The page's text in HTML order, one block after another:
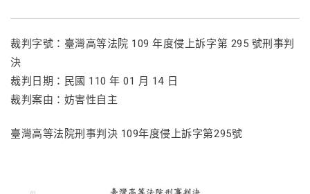
裁判字號：臺灣高等法院 109 年度侵上訴字第 295 號刑事判
決
裁判日期：民國 110 年 01 月 14 日
裁判案由：妨害性自主
臺灣高等法院刑事判決 109年度侵上訴字第295號